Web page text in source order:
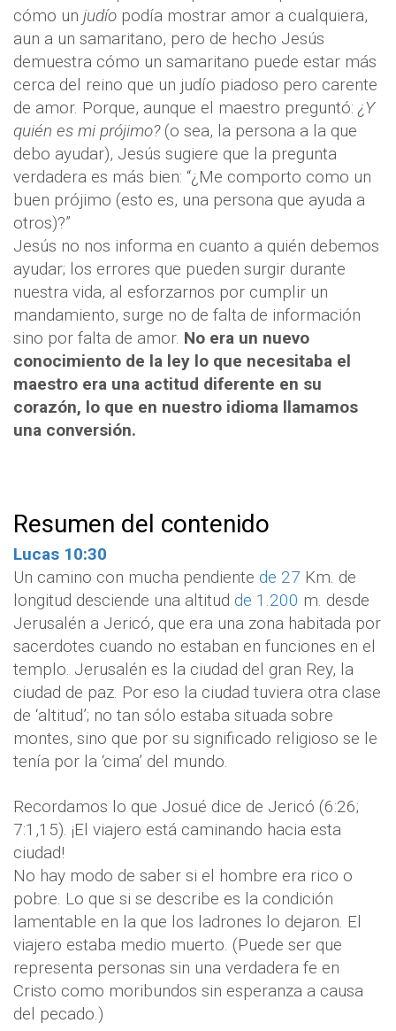
cómo un judío podía mostrar amor a cualquiera,
aun a un samaritano, pero de hecho Jesús
demuestra cómo un samaritano puede estar más
cerca del reino que un judío piadoso pero carente
de amor. Porque, aunque el maestro preguntó: ¿Y
quién es mi prójimo?(o sea, la persona a la que
debo ayudar), Jesús sugiere que la pregunta
verdadera es más bien: “¿Me comporto como un
buen prójimo (esto es, una persona que ayuda a
otros)?”
Jesús no nos informa en cuanto a quién debemos
ayudar; los errores que pueden surgir durante
nuestra vida, al esforzarnos por cumplir un
mandamiento, surge no de falta de información
sino por falta de amor. No era un nuevo
conocimiento de la ley lo que necesitaba el
maestro era una actitud diferente en su
corazón, lo que en nuestro idioma llamamos
una conversión.
Resumen del contenido
Lucas 10:30
Un camino con mucha pendiente de 27 Km. de
longitud desciende una altitud de 1.200 m. desde
Jerusalén a Jericó, que era una zona habitada por
sacerdotes cuando no estaban en funciones en el
templo. Jerusalén es la ciudad del gran Rey, la
ciudad de paz. Por eso la ciudad tuviera otra clase
de ‘altitud’; no tan sólo estaba situada sobre
montes, sino que por su significado religioso se le
tenía por la ‘cima’ del mundo.
Recordamos lo que Josué dice de Jericó (6:26;
7:1,15). ¡El viajero está caminando hacia esta
ciudad!
No hay modo de saber si el hombre era rico o
pobre. Lo que si se describe es la condición
lamentable en la que los ladrones lo dejaron. El
viajero estaba medio muerto. (Puede ser que
representa personas sin una verdadera fe en
Cristo como moribundos sin esperanza a causa
del pecado.)